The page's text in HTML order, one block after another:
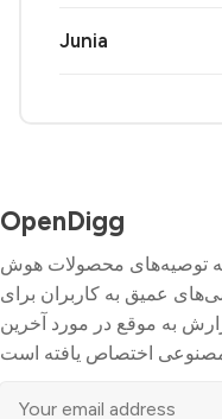
Junia
OpenDigg
توصیه‌های محصولات هوش
عمیق به کاربران برای
به موقع در مورد آخرین